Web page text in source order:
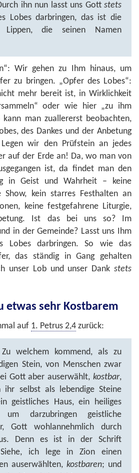
ihn nun lasst uns Gott stets
Lobes darbringen, das ist die
Lippen, die seinen Namen
Wir gehen zu Ihm hinaus, um
zu bringen. „Opfer des Lobes“:
mehr bereit ist, in Wirklichkeit
oder wie hier „zu ihm
kann man zuallererst beobachten,
des Dankes und der Anbetung
wir den Prüfstein an jedes
auf der Erde an! Da, wo man von
ist, da findet man den
in Geist und Wahrheit – keine
Show, kein starres Festhalten an
keine festgefahrene Liturgie,
Ist das bei uns so? Im
in der Gemeinde? Lasst uns Ihm
Lobes darbringen. So wie das
das ständig in Gang gehalten
unser Lob und unser Dank stets
etwas sehr Kostbarem
auf 1. Petrus 2,4 zurück:
Zu welchem kommend, als zu
Stein, von Menschen zwar
Gott aber auserwählt, kostbar,
ihr selbst als lebendige Steine
geistliches Haus, ein heiliges
um darzubringen geistliche
Gott wohlannehmlich durch
Denn es ist in der Schrift
ich lege in Zion einen
auserwählten, kostbaren; und